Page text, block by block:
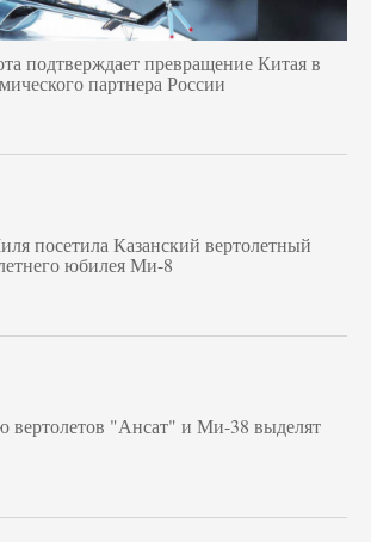
подтверждает превращение Китая в
партнера России
посетила Казанский вертолетный
юбилея Ми-8
вертолетов "Ансат" и Ми-38 выделят